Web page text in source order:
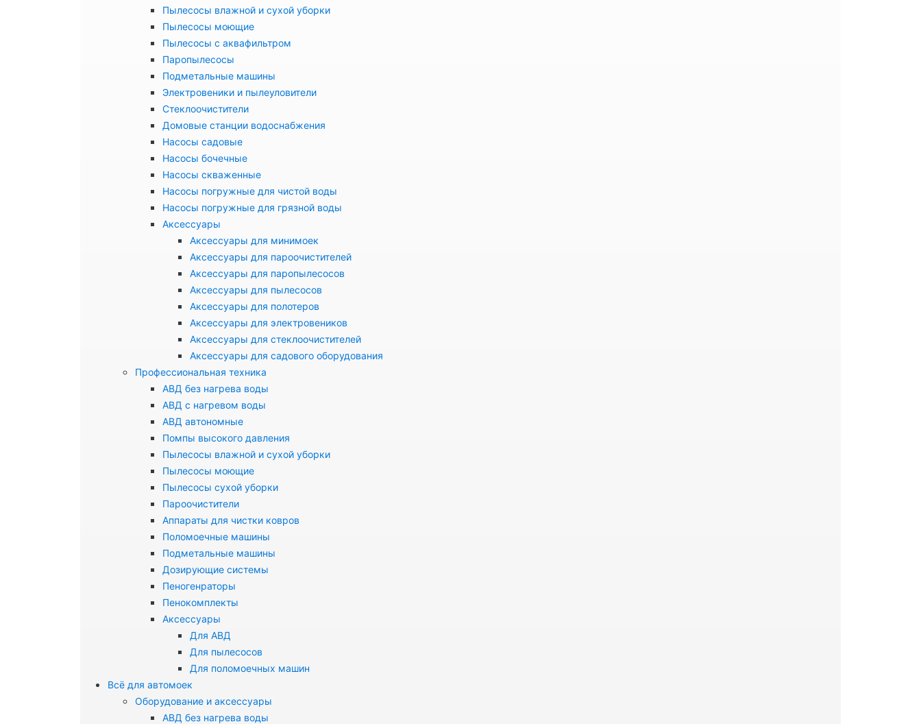
Пылесосы влажной и сухой уборки
Пылесосы моющие
Пылесосы с аквафильтром
Паропылесосы
Подметальные машины
Электровеники и пылеуловители
Стеклоочистители
Домовые станции водоснабжения
Насосы садовые
Насосы бочечные
Насосы скваженные
Насосы погружные для чистой воды
Насосы погружные для грязной воды
Аксессуары
Аксессуары для минимоек
Аксессуары для пароочистителей
Аксессуары для паропылесосов
Аксессуары для пылесосов
Аксессуары для полотеров
Аксессуары для электровеников
Аксессуары для стеклоочистителей
Аксессуары для садового оборудования
Профессиональная техника
АВД без нагрева воды
АВД с нагревом воды
АВД автономные
Помпы высокого давления
Пылесосы влажной и сухой уборки
Пылесосы моющие
Пылесосы сухой уборки
Пароочистители
Аппараты для чистки ковров
Поломоечные машины
Подметальные машины
Дозирующие системы
Пеногенраторы
Пенокомплекты
Аксессуары
Для АВД
Для пылесосов
Для поломоечных машин
Всё для автомоек
Оборудование и аксессуары
АВД без нагрева воды